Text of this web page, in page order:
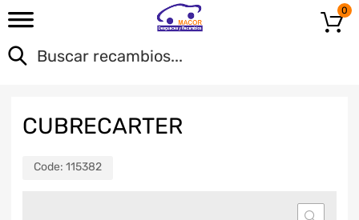
0
CUBRECARTER
Code: 115382